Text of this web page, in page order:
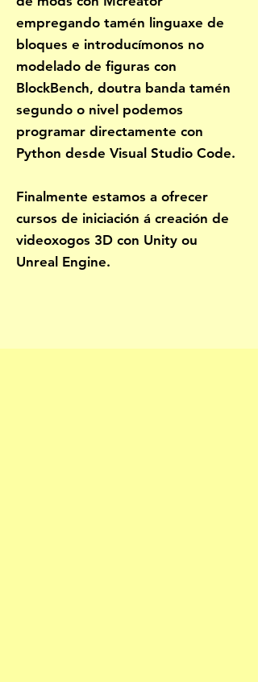
empregando tamén linguaxe de
bloques e introducímonos no
modelado de figuras con
BlockBench, doutra banda tamén
segundo o nivel podemos
programar directamente con
Python desde Visual Studio Code.
Finalmente estamos a ofrecer
cursos de iniciación á creación de
videoxogos 3D con Unity ou
Unreal Engine.